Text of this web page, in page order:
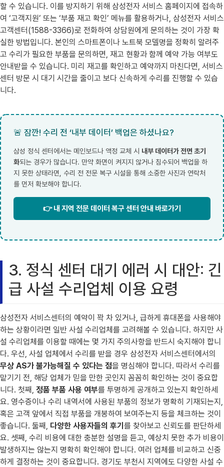
할 수 있습니다. 이를 방지하기 위해 삼성전자 서비스 홈페이지에 접속하
여 ‘고객지원’ 또는 ‘부품 재고 확인’ 메뉴를 활용하거나, 삼성전자 서비스
고객센터(1588-3366)로 전화하여 상담원에게 문의하는 것이 가장 확
실한 방법입니다. 본인의 스마트폰이나 노트북 모델명을 정확히 알려주
고 수리가 필요한 부품을 문의하면, 재고 현황과 함께 예약 가능 여부도
안내받을 수 있습니다. 미리 재고를 확인하고 예약까지 마친다면, 서비스
센터 방문 시 대기 시간을 줄이고 보다 신속하게 수리를 진행할 수 있습
니다.
🚨 잠깐! 수리 전 ‘내부 데이터’ 백업은 하셨나요?
삼성 정식 센터에서는 메인보드나 액정 교체 시 내부 데이터가 전면 초기
화되는 경우가 많습니다. 만약 화면이 켜지지 않거나 침수되어 백업을 하
지 못한 상태라면, 수리 전 전문 복구 시설을 통해 소중한 사진과 연락처
를 먼저 확보해야 합니다.
👉 내 지역 전문 데이터 복구 센터 안내 바로가기
3. 정식 센터 대기 에러 시 대안: 긴
급 사설 수리업체 이용 요령
삼성전자 서비스센터의 예약이 꽉 차 있거나, 급하게 휴대폰을 사용해야
하는 상황이라면 일반 사설 수리업체를 고려해볼 수 있습니다. 하지만 사
설 수리업체를 이용할 때에는 몇 가지 주의사항을 반드시 숙지해야 합니
다. 우선, 사설 업체에서 수리를 받을 경우 삼성전자 서비스센터에서의
무상 AS가 불가능해질 수 있다는 점을 명심해야 합니다. 따라서 수리를
맡기기 전, 해당 업체가 믿을 만한 곳인지 꼼꼼히 확인하는 것이 중요합
니다. 첫째, 정품 부품 사용 여부를 투명하게 공개하고 있는지 확인하세
요. 영수증이나 수리 내역서에 사용된 부품의 정보가 명확히 기재되는지,
혹은 고객 앞에서 직접 부품을 개봉하여 보여주는지 등을 체크하는 것이
좋습니다. 둘째, 다양한 사용자들의 후기 를 찾아보고 신뢰도를 판단하세
요. 셋째, 수리 비용에 대한 충분한 설명을 듣고, 예상치 못한 추가 비용이
발생하지는 않는지 명확히 확인해야 합니다. 여러 업체를 비교하고 신중
하게 결정하는 것이 중요합니다. 경기도 부천시 지역에도 다양한 사설 수